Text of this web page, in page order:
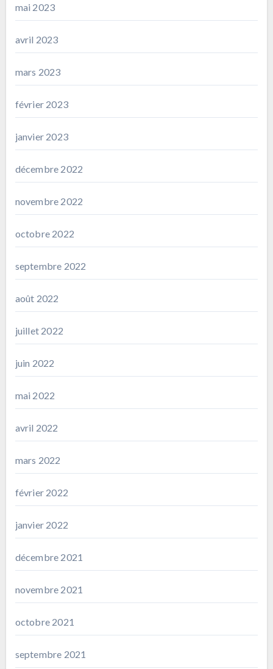
mai 2023
avril 2023
mars 2023
février 2023
janvier 2023
décembre 2022
novembre 2022
octobre 2022
septembre 2022
août 2022
juillet 2022
juin 2022
mai 2022
avril 2022
mars 2022
février 2022
janvier 2022
décembre 2021
novembre 2021
octobre 2021
septembre 2021